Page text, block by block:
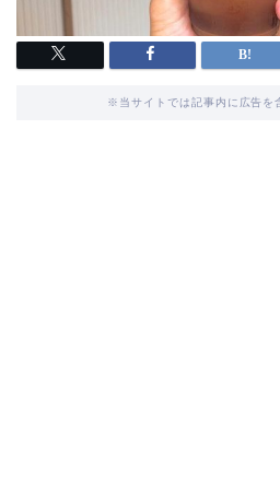
※当サイトでは記事内に広告を